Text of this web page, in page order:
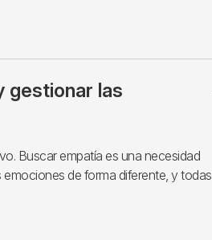
gestionar las
Buscar empatía es una necesidad
de forma diferente, y todas